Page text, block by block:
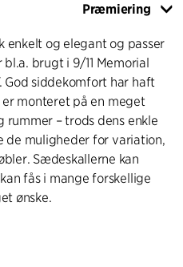
Præmiering
enkelt og elegant og passer
brugt i 9/11 Memorial
God siddekomfort har haft
monteret på en meget
– trods dens enkle
de muligheder for variation,
Sædeskallerne kan
fås i mange forskellige
ønske.